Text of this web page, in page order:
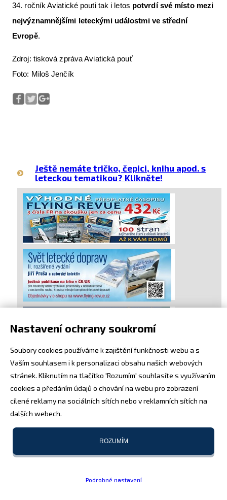
34. ročník Aviatické pouti tak i letos potvrdí své místo mezi
nejvýznamnějšími leteckými událostmi ve střední
Evropě.
Zdroj: tisková zpráva Aviatická pouť
Foto: Miloš Jenčík
Ještě nemáte tričko, čepici, knihu apod. s
leteckou tematikou? Klikněte!
Nastavení ochrany soukromí
Soubory cookies používáme k zajištění funkčnosti webu a s
Vaším souhlasem i k personalizaci obsahu našich webových
stránek. Kliknutím na tlačítko 'Rozumím' souhlasíte s využívaním
cookies a předáním údajů o chování na webu pro zobrazení
cílené reklamy na sociálních sítích nebo v reklamních sítích na
dalších webech.
ROZUMÍM
Podrobné nastavení